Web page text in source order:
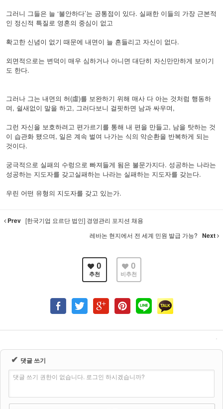
그러니 그들은 늘 ‘불안하다’는 공통점이 있다. 실패한 이들의 가장 근본적
인 정신적 특질로 영혼의 중심이 없고
확고한 신념이 없기 때문에 내면이 늘 흔들리고 자신이 없다.
외면적으로는 변덕이 매우 심하거나 아니면 대단히 자신만만하게 보이기
도 한다.
그러나 그는 내면의 허(虛)를 보완하기 위해 매사 다 아는 것처럼 행동하
며, 쉴새없이 말을 하고, 그러다보니 걸핏하면 남과 싸우며,
그런 자신을 보호하려고 편가르기를 통해 내 편을 만들고, 남을 탓하는 것
이 습관화 됐으며, 일은 계속 벌여 나가는 식의 악순환을 반복하게 되는
것이다.
궁극적으로 실패의 수렁으로 빠져들게 됨은 불문가지다. 성공하는 나라는
성공하는 지도자를 갖고실패하는 나라는 실패하는 지도자를 갖는다.
우린 어떤 유형의 지도자를 갖고 있는가.
Prev [한국기업 요르단 법인] 경영관리 포지션 채용
레바논 현지에서 전 세계 민원 발급 가능? Next
0
추천
0
비추천
✔ 댓글 쓰기
댓글 쓰기 권한이 없습니다. 로그인 하시겠습니까?